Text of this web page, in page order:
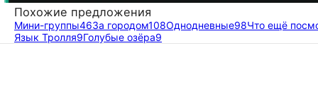
Похожие предложения
Мини-группы46За городом108Однодневные98Что ещё
Язык Тролля9Голубые озёра9